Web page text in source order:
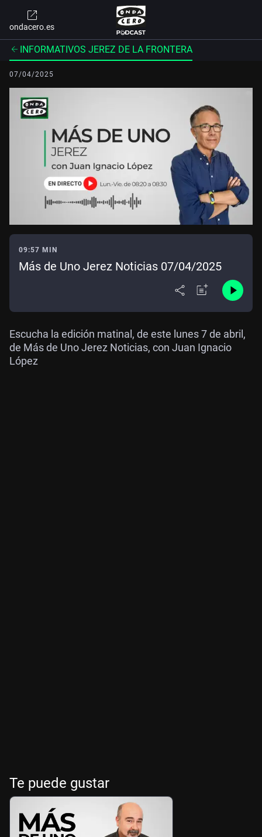
ondacero.es
INFORMATIVOS JEREZ DE LA FRONTERA
07/04/2025
09:57 MIN
Más de Uno Jerez Noticias 07/04/2025
Escucha la edición matinal, de este lunes 7 de abril,
de Más de Uno Jerez Noticias, con Juan Ignacio
López
Te puede gustar